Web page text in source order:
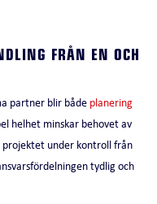
FRÅN EN OCH
partner blir både planering
helhet minskar behovet av
under kontroll från
tydlig och